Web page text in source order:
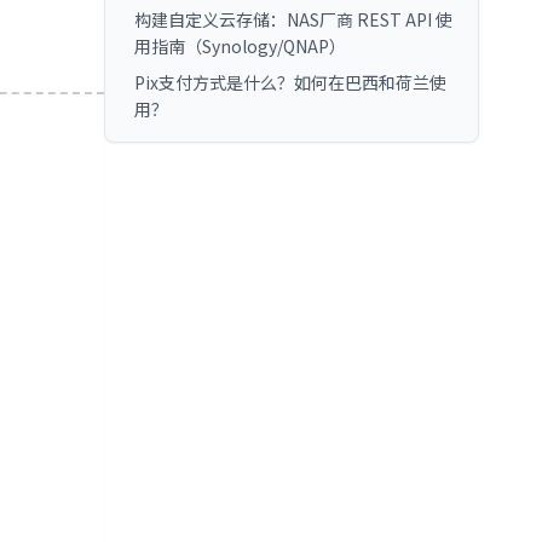
构建自定义云存储：NAS厂商 REST API 使
用指南（Synology/QNAP）
Pix支付方式是什么？如何在巴西和荷兰使
用？